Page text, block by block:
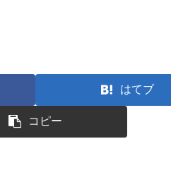
はてブ
コピー